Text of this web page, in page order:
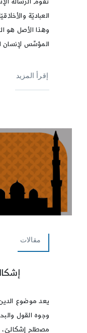
العباديّة
وهذا الأصل هو
المؤسِّس لإنسان
إقرأ المزيد
مقالات
يعد موضوع
وجوه القول
مصطلح إشكاليّ،